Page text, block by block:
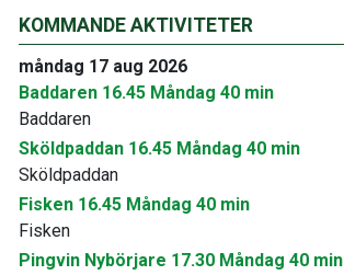
KOMMANDE AKTIVITETER
måndag 17 aug 2026
Baddaren 16.45 Måndag 40 min
Baddaren
Sköldpaddan 16.45 Måndag 40 min
Sköldpaddan
Fisken 16.45 Måndag 40 min
Fisken
Pingvin Nybörjare 17.30 Måndag 40 min